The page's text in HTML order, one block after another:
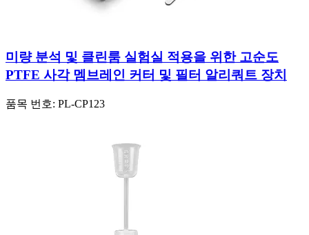
미량 분석 및 클린룸 실험실 적용을 위한 고순도
PTFE 사각 멤브레인 커터 및 필터 알리쿼트 장치
품목 번호: PL-CP123